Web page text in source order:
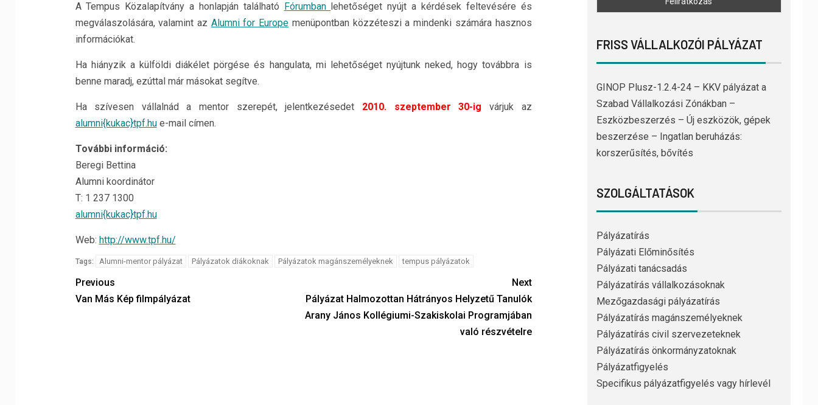
A Tempus Közalapítvány a honlapján található Fórumban lehetőséget nyújt a kérdések feltevésére és
megválaszolására, valamint az Alumni for Europe menüpontban közzéteszi a mindenki számára hasznos
információkat.
Ha hiányzik a külföldi diákélet pörgése és hangulata, mi lehetőséget nyújtunk neked, hogy továbbra is
benne maradj, ezúttal már másokat segítve.
Ha szívesen vállalnád a mentor szerepét, jelentkezésedet 2010. szeptember 30-ig várjuk az
alumni{kukac}tpf.hue-mail címen.
További információ:
Beregi Bettina
Alumni koordinátor
T: 1 237 1300
alumni{kukac}tpf.hu
Web: http://www.tpf.hu/
Tags: Alumni-mentor pályázat Pályázatok diákoknak Pályázatok magánszemélyeknek tempus pályázatok
Previous
Van Más Kép filmpályázat
Next
Pályázat Halmozottan Hátrányos Helyzetű Tanulók
Arany János Kollégiumi-Szakiskolai Programjában
való részvételre
FRISS VÁLLALKOZÓI PÁLYÁZAT
GINOP Plusz-1.2.4-24 – KKV pályázat a
Szabad Vállalkozási Zónákban –
Eszközbeszerzés – Új eszközök, gépek
beszerzése – Ingatlan beruházás:
korszerűsítés, bővítés
SZOLGÁLTATÁSOK
Pályázatírás
Pályázati Előminősítés
Pályázati tanácsadás
Pályázatírás vállalkozásoknak
Mezőgazdasági pályázatírás
Pályázatírás magánszemélyeknek
Pályázatírás civil szervezeteknek
Pályázatírás önkormányzatoknak
Pályázatfigyelés
Specifikus pályázatfigyelés vagy hírlevél